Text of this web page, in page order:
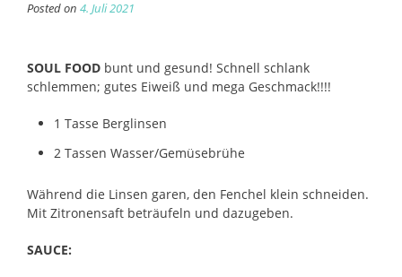
Posted on 4. Juli 2021
SOUL FOOD bunt und gesund! Schnell schlank
schlemmen; gutes Eiweiß und mega Geschmack!!!!
1 Tasse Berglinsen
2 Tassen Wasser/Gemüsebrühe
Während die Linsen garen, den Fenchel klein schneiden.
Mit Zitronensaft beträufeln und dazugeben.
SAUCE: